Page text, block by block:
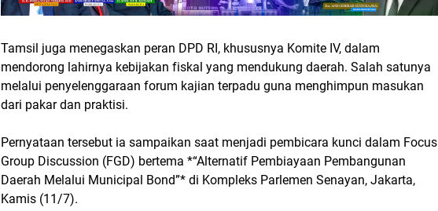
Tamsil juga menegaskan peran DPD RI, khususnya Komite IV, dalam
mendorong lahirnya kebijakan fiskal yang mendukung daerah. Salah satunya
melalui penyelenggaraan forum kajian terpadu guna menghimpun masukan
dari pakar dan praktisi.
Pernyataan tersebut ia sampaikan saat menjadi pembicara kunci dalam Focus
Group Discussion (FGD) bertema *“Alternatif Pembiayaan Pembangunan
Daerah Melalui Municipal Bond”* di Kompleks Parlemen Senayan, Jakarta,
Kamis (11/7).